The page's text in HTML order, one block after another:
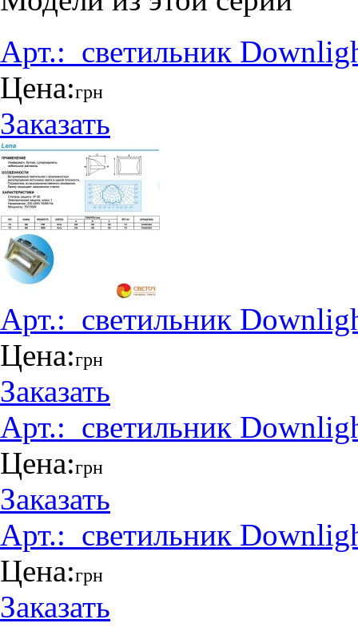
Арт.: _светильник
Цена:грн
Заказать
Арт.: _светильник
Цена:грн
Заказать
Арт.: _светильник
Цена:грн
Заказать
Арт.: _светильник
Цена:грн
Заказать